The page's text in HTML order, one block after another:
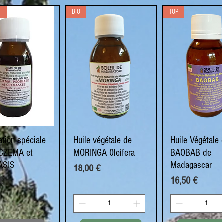
rapide
spéciale
et
Aperçu rapide
BIO
Huile végétale de
MORINGA Oleifera
Prix
18,00 €
Aperçu
TOP
Huile Végétale
BAOBAB de
Madagascar
Prix
16,50 €